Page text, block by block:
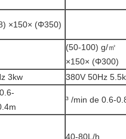
×150× (Φ350)
(50-100) g/㎡
×150× (Φ300)
3kw
380V 50Hz
³ /min de 0.6-
40-80L/h